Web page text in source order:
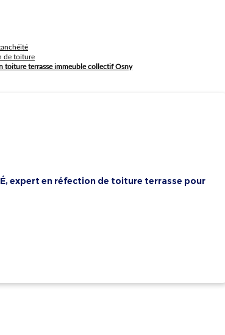
de toiture
toiture terrasse immeuble collectif Osny
expert en réfection de toiture terrasse pour